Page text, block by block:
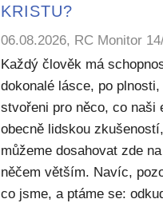
KRISTU?
06.08.2026, RC Monitor
Každý člověk má
dokonalé lásce, po
stvořeni pro něco, co naši
obecně lidskou
můžeme dosahovat zde
něčem větším. Navíc,
co jsme, a ptáme se: